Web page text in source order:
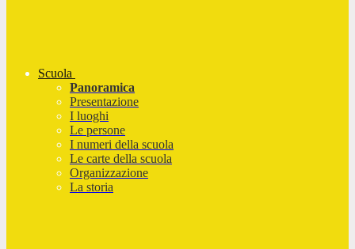
Scuola
Panoramica
Presentazione
I luoghi
Le persone
I numeri della scuola
Le carte della scuola
Organizzazione
La storia